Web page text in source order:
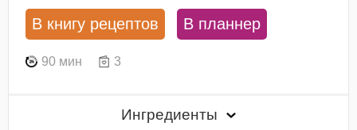
В книгу рецептов В планнер
90 мин 3
Ингредиенты